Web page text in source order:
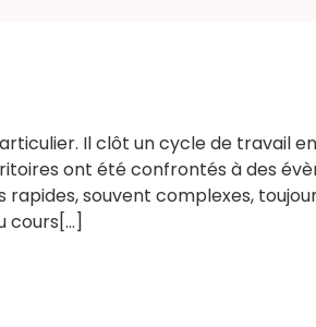
Il clôt un cycle de travail
ont été confrontés à des
souvent complexes,
cours[...]